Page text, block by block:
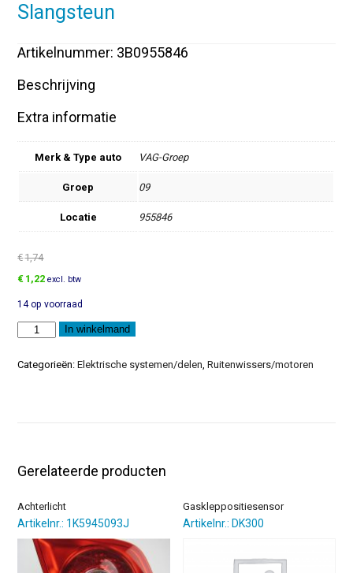
Slangsteun
Artikelnummer: 3B0955846
Beschrijving
Extra informatie
Merk & Type auto VAG-Groep
Groep 09
Locatie 955846
€1,74
Oorspronkelijke
was:
€1,74.
€ 1,22Huidige
is:
€1,22.
excl. btw
14 op voorraad
Slangsteun
aantal
In winkelmand
Categorieën:Elektrische systemen/delen,Ruitenwissers/motoren
Gerelateerde producten
Achterlicht
Artikelnr.: 1K5945093J
Gaskleppositiesensor
Artikelnr.: DK300